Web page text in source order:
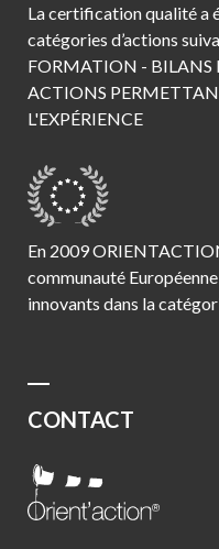
La certification qualité a
catégories d’actions
FORMATION - BILANS
ACTIONS
L'EXPÉRIENCE
En 2009
communauté
innovants dans la
CONTACT